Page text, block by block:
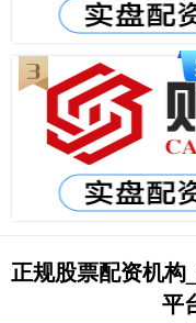
正规股票配资机构
平